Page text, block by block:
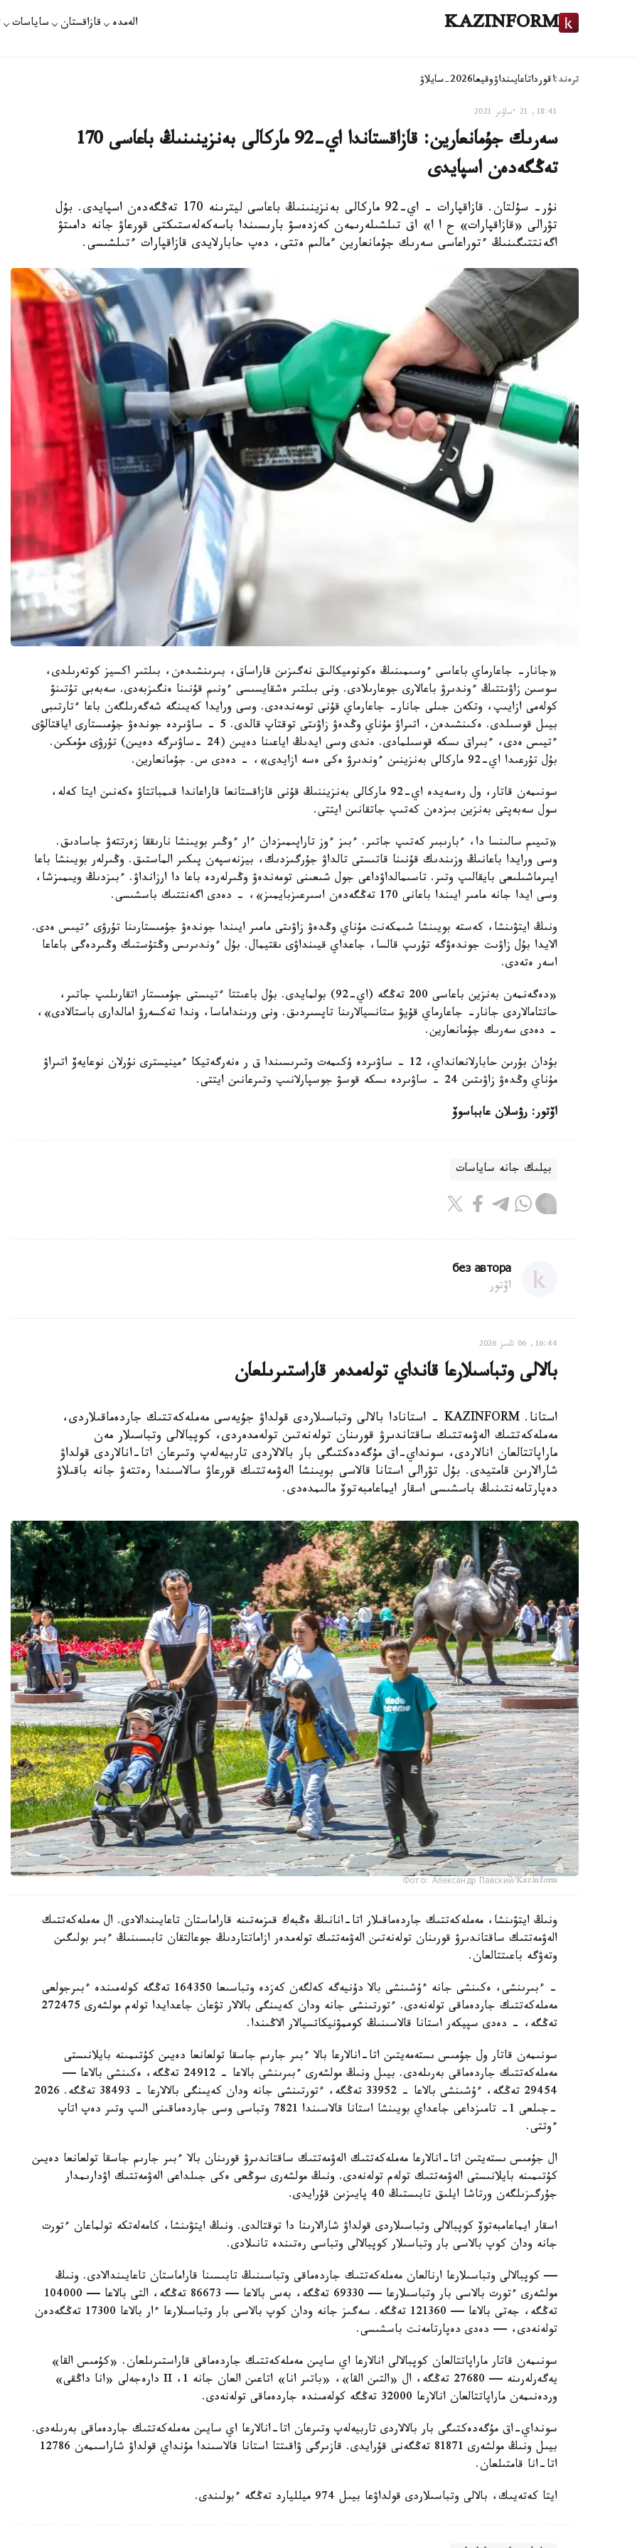
KAZINFORM الەمدە قازاقستان ساياسات
ترەند:اقورداتاعايىنداۋوقيعا2026-سايلاۋ
18:41, 21 ءساۋىر 2021
سەرىك جۇمانعارين: قازاقستاندا اي-92 ماركالى بەنزينىنىڭ باعاسى 170
تەڭگەدەن اسپايدى
نۇر- سۇلتان. قازاقپارات - اي-92 ماركالى بەنزينىنىڭ باعاسى ليترىنە 170 تەڭگەدەن اسپايدى. بۇل
تۋرالى «قازاقپارات» ح ا ا» اق تىلشىلەرىمەن كەزدەسۋ بارىسىندا باسەكەلەستىكتى قورعاۋ جانە دامىتۋ
اگەنتتىگىنىڭ ءتوراعاسى سەرىك جۇمانعارين ءمالىم ەتتى، دەپ حابارلايدى قازاقپارات ءتىلشىسى.
«جانار- جاعارماي باعاسى ءوسىمىنىڭ ەكونوميكالىق نەگىزىن قاراساق، بىرىنشىدەن، بىلتىر اكسيز كوتەرىلدى،
سوسىن زاۋىتتىڭ ءوندىرۋ باعالارى جوعارىلادى. ونى بىلتىر ەشقايسىسى ءونىم قۇنىنا ەنگىزبەدى. سەبەبى تۇتىنۋ
كولەمى ازايىپ، وتكەن جىلى جانار- جاعارماي قۇنى تومەندەدى. وسى ورايدا كەيىنگە شەگەرىلگەن باعا ءتارتىبى
بيىل قوسىلدى. ەكىنشىدەن، اتىراۋ مۇناي وڭدەۋ زاۋىتى توقتاپ قالدى. 5 - ساۋىردە جوندەۋ جۇمىستارى اياقتالۋى
ءتيىس ەدى، ءبىراق ىسكە قوسىلمادى. ەندى وسى ايدىڭ اياعىنا دەيىن (24 -ساۋىرگە دەيىن) تۇرۋى مۇمكىن.
بۇل تۇرعىدا اي-92 ماركالى بەنزينىن ءوندىرۋ ەكى ەسە ازايدى»، - دەدى س. جۇمانعارين.
سونىمەن قاتار، ول رەسەيدە اي-92 ماركالى بەنزيننىڭ قۇنى قازاقستانعا قاراعاندا قىمباتتاۋ ەكەنىن ايتا كەلە،
سول سەبەپتى بەنزين بىزدەن كەتىپ جاتقانىن ايتتى.
«تىيىم سالىنسا دا، ءبارىبىر كەتىپ جاتىر. ءبىز ءوز تاراپىمىزدان ءار ءوڭىر بويىنشا نارىققا زەرتتەۋ جاسادىق.
وسى ورايدا باعانىڭ وزىندىك قۇنىنا قاتىستى تالداۋ جۇرگىزدىك، بيزنەسپەن پىكىر الماستىق. وڭىرلەر بويىنشا باعا
ايىرماشىلىعى بايقالىپ وتىر. تاسىمالداۋداعى جول شىعىنى تومەندەۋ وڭىرلەردە باعا دا ارزانداۋ. ءبىزدىڭ ويىمىزشا،
وسى ايدا جانە مامىر ايىندا باعانى 170 تەڭگەدەن اسىرعىزبايمىز»، - دەدى اگەنتتىك باسشىسى.
ونىڭ ايتۋىنشا، كەستە بويىنشا شىمكەنت مۇناي وڭدەۋ زاۋىتى مامىر ايىندا جوندەۋ جۇمىستارىنا تۇرۋى ءتيىس ەدى.
الايدا بۇل زاۋىت جوندەۋگە تۇرىپ قالسا، جاعداي قيىنداۋى ىقتيمال. بۇل ءوندىرىس وڭتۇستىك وڭىردەگى باعاعا
اسەر ەتەدى.
«دەگەنمەن بەنزين باعاسى 200 تەڭگە (اي-92) بولمايدى. بۇل باعىتتا ءتيىستى جۇمىستار اتقارىلىپ جاتىر،
حاتتامالاردى جانار- جاعارماي قۇيۋ ستانسيالارىنا تاپسىردىق. ونى ورىنداماسا، وندا تەكسەرۋ امالدارى باستالادى»،
- دەدى سەرىك جۇمانعارين.
بۇدان بۇرىن حابارلانعانداي، 12 - ساۋىردە ۇكىمەت وتىرىسىندا ق ر ەنەرگەتيكا ءمينيسترى نۇرلان نوعايەۆ اتىراۋ
مۇناي وڭدەۋ زاۋىتىن 24 - ساۋىردە ىسكە قوسۋ جوسپارلانىپ وتىرعانىن ايتتى.
اۆتور: رۋسلان عابباسوۆ
بيلىك جانە ساياسات
без автора
اۆتور
16:44, 06 تامىز 2026
بالالى وتباسىلارعا قانداي تولەمدەر قاراستىرىلعان
استانا. KAZINFORM - استانادا بالالى وتباسىلاردى قولداۋ جۇيەسى مەملەكەتتىك جاردەماقىلاردى،
مەملەكەتتىك الەۋمەتتىك ساقتاندىرۋ قورىنان تولەنەتىن تولەمدەردى، كوپبالالى وتباسىلار مەن
ماراپاتتالعان انالاردى، سونداي-اق مۇگەدەكتىگى بار بالالاردى تاربيەلەپ وتىرعان اتا-انالاردى قولداۋ
شارالارىن قامتيدى. بۇل تۋرالى استانا قالاسى بويىنشا الەۋمەتتىك قورعاۋ سالاسىندا رەتتەۋ جانە باقىلاۋ
دەپارتامەنتىنىڭ باسشىسى اسقار ايماعامبەتوۆ مالىمدەدى.
Фото: Александр Павский/Kazinform
ونىڭ ايتۋىنشا، مەملەكەتتىك جاردەماقىلار اتا-انانىڭ ەڭبەك قىزمەتىنە قاراماستان تاعايىندالادى. ال مەملەكەتتىك
الەۋمەتتىك ساقتاندىرۋ قورىنان تولەنەتىن الەۋمەتتىك تولەمدەر ازاماتتاردىڭ جوعالتقان تابىسىنىڭ ءبىر بولىگىن
وتەۋگە باعىتتالعان.
- ءبىرىنشى، ەكىنشى جانە ءۇشىنشى بالا دۇنيەگە كەلگەن كەزدە وتباسىعا 164350 تەڭگە كولەمىندە ءبىرجولعى
مەملەكەتتىك جاردەماقى تولەنەدى. ءتورتىنشى جانە ودان كەيىنگى بالالار تۋعان جاعدايدا تولەم مولشەرى 272475
تەڭگە، - دەدى سپيكەر استانا قالاسىنىڭ كوممۋنيكاتسيالار الاڭىندا.
سونىمەن قاتار ول جۇمىس ىستەمەيتىن اتا-انالارعا بالا ءبىر جارىم جاسقا تولعانعا دەيىن كۇتىمىنە بايلانىستى
مەملەكەتتىك جاردەماقى بەرىلەدى. بيىل ونىڭ مولشەرى ءبىرىنشى بالاعا - 24912 تەڭگە، ەكىنشى بالاعا —
29454 تەڭگە، ءۇشىنشى بالاعا - 33952 تەڭگە، ءتورتىنشى جانە ودان كەيىنگى بالالارعا - 38493 تەڭگە. 2026
-جىلعى 1- تامىزداعى جاعداي بويىنشا استانا قالاسىندا 7821 وتباسى وسى جاردەماقىنى الىپ وتىر دەپ اتاپ
ءوتتى.
ال جۇمىس ىستەيتىن اتا-انالارعا مەملەكەتتىك الەۋمەتتىك ساقتاندىرۋ قورىنان بالا ءبىر جارىم جاسقا تولعانعا دەيىن
كۇتىمىنە بايلانىستى الەۋمەتتىك تولەم تولەنەدى. ونىڭ مولشەرى سوڭعى ەكى جىلداعى الەۋمەتتىك اۋدارىمدار
جۇرگىزىلگەن ورتاشا ايلىق تابىستىڭ 40 پايىزىن قۇرايدى.
اسقار ايماعامبەتوۆ كوپبالالى وتباسىلاردى قولداۋ شارالارىنا دا توقتالدى. ونىڭ ايتۋىنشا، كامەلەتكە تولماعان ءتورت
جانە ودان كوپ بالاسى بار وتباسىلار كوپبالالى وتباسى رەتىندە تانىلادى.
— كوپبالالى وتباسىلارعا ارنالعان مەملەكەتتىك جاردەماقى وتباسىنىڭ تابىسىنا قاراماستان تاعايىندالادى. ونىڭ
مولشەرى ءتورت بالاسى بار وتباسىلارعا — 69330 تەڭگە، بەس بالاعا — 86673 تەڭگە، التى بالاعا — 104000
تەڭگە، جەتى بالاعا — 121360 تەڭگە. سەگىز جانە ودان كوپ بالاسى بار وتباسىلارعا ءار بالاعا 17300 تەڭگەدەن
تولەنەدى، — دەدى دەپارتامەنت باسشىسى.
سونىمەن قاتار ماراپاتتالعان كوپبالالى انالارعا اي سايىن مەملەكەتتىك جاردەماقى قاراستىرىلعان. «كۇمىس القا»
يەگەرلەرىنە — 27680 تەڭگە، ال «التىن القا»، «باتىر انا» اتاعىن العان جانە 1، II دارەجەلى «انا داڭقى»
وردەنىمەن ماراپاتتالعان انالارعا 32000 تەڭگە كولەمىندە جاردەماقى تولەنەدى.
سونداي-اق مۇگەدەكتىگى بار بالالاردى تاربيەلەپ وتىرعان اتا-انالارعا اي سايىن مەملەكەتتىك جاردەماقى بەرىلەدى.
بيىل ونىڭ مولشەرى 81871 تەڭگەنى قۇرايدى. قازىرگى ۋاقىتتا استانا قالاسىندا مۇنداي قولداۋ شاراسىمەن 12786
اتا-انا قامتىلعان.
ايتا كەتەيىك، بالالى وتباسىلاردى قولداۋعا بيىل 974 ميلليارد تەڭگە ءبولىندى.